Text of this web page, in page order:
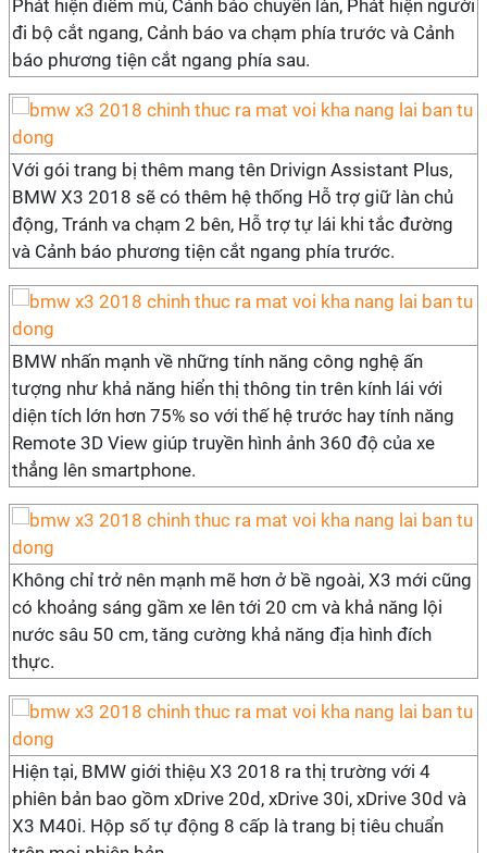
Phát hiện điểm mù, Cảnh báo chuyển làn, Phát hiện người
đi bộ cắt ngang, Cảnh báo va chạm phía trước và Cảnh
báo phương tiện cắt ngang phía sau.
Với gói trang bị thêm mang tên Drivign Assistant Plus,
BMW X3 2018 sẽ có thêm hệ thống Hỗ trợ giữ làn chủ
động, Tránh va chạm 2 bên, Hỗ trợ tự lái khi tắc đường
và Cảnh báo phương tiện cắt ngang phía trước.
BMW nhấn mạnh về những tính năng công nghệ ấn
tượng như khả năng hiển thị thông tin trên kính lái với
diện tích lớn hơn 75% so với thế hệ trước hay tính năng
Remote 3D View giúp truyền hình ảnh 360 độ của xe
thẳng lên smartphone.
Không chỉ trở nên mạnh mẽ hơn ở bề ngoài, X3 mới cũng
có khoảng sáng gầm xe lên tới 20 cm và khả năng lội
nước sâu 50 cm, tăng cường khả năng địa hình đích
thực.
Hiện tại, BMW giới thiệu X3 2018 ra thị trường với 4
phiên bản bao gồm xDrive 20d, xDrive 30i, xDrive 30d và
X3 M40i. Hộp số tự động 8 cấp là trang bị tiêu chuẩn